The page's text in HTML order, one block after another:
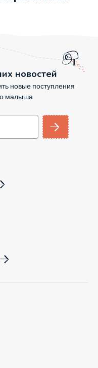
новостей
новые поступления
малыша